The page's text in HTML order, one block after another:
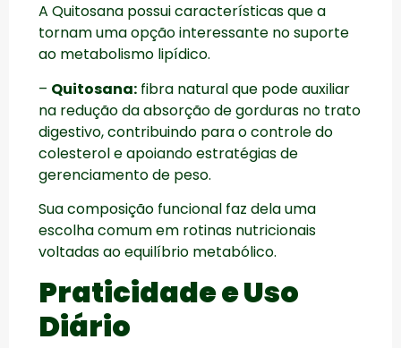
A Quitosana possui características que a
tornam uma opção interessante no suporte
ao metabolismo lipídico.
– Quitosana: fibra natural que pode auxiliar
na redução da absorção de gorduras no trato
digestivo, contribuindo para o controle do
colesterol e apoiando estratégias de
gerenciamento de peso.
Sua composição funcional faz dela uma
escolha comum em rotinas nutricionais
voltadas ao equilíbrio metabólico.
Praticidade e Uso
Diário